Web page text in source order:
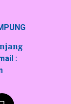
: